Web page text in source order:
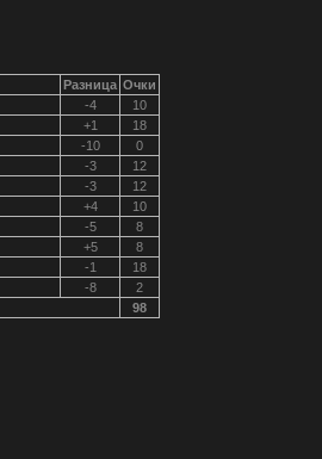
Разница Очки
-4
10
+1
18
-10
0
-3
12
-3
12
+4
10
-5
8
+5
8
-1
18
-8
2
98